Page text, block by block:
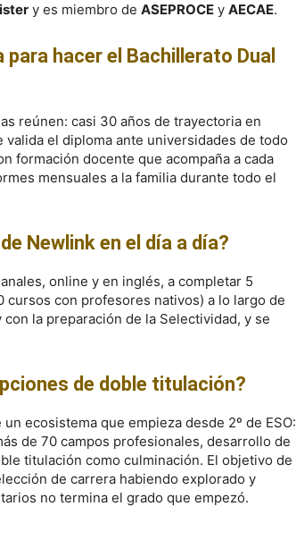
y es miembro de ASEPROCE y AECAE.
hacer el Bachillerato Dual
reúnen: casi 30 años de trayectoria en
el diploma ante universidades de todo
formación docente que acompaña a cada
mensuales a la familia durante todo el
Newlink en el día a día?
online y en inglés, a completar 5
con profesores nativos) a lo largo de
la preparación de la Selectividad, y se
de doble titulación?
ecosistema que empieza desde 2º de ESO:
de 70 campos profesionales, desarrollo de
titulación como culminación. El objetivo de
de carrera habiendo explorado y
no termina el grado que empezó.